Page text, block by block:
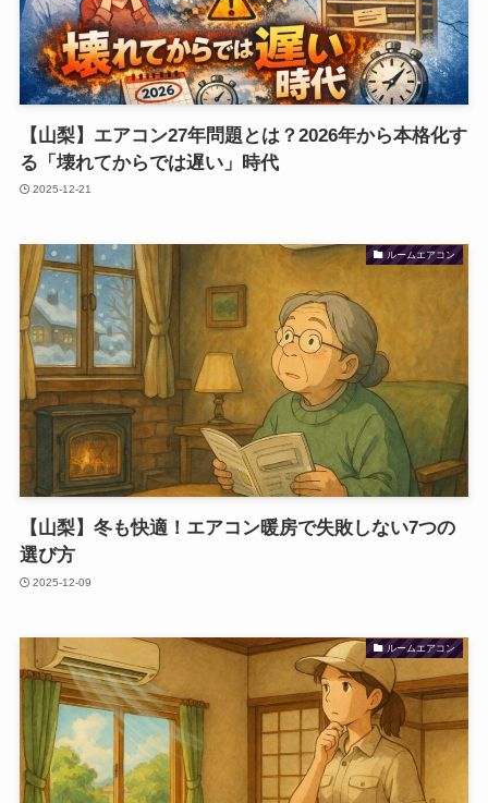
【山梨】エアコン27年問題とは？2026年から本格化す
る「壊れてからでは遅い」時代
2025-12-21
ルームエアコン
【山梨】冬も快適！エアコン暖房で失敗しない7つの
選び方
2025-12-09
ルームエアコン